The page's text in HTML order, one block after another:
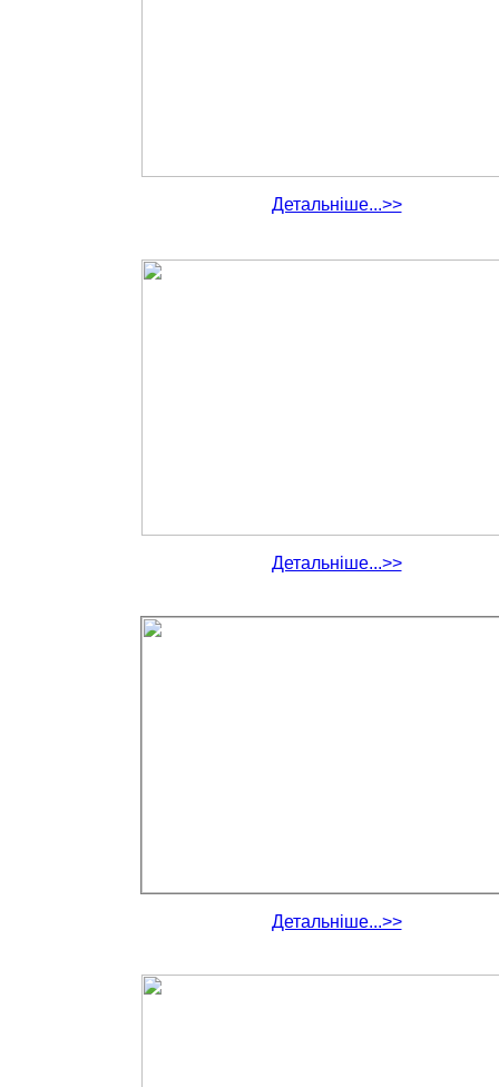
Детальніше...>>
Детальніше...>>
Детальніше...>>